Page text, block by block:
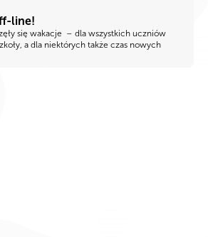
line!
się wakacje – dla wszystkich uczniów
a dla niektórych także czas nowych